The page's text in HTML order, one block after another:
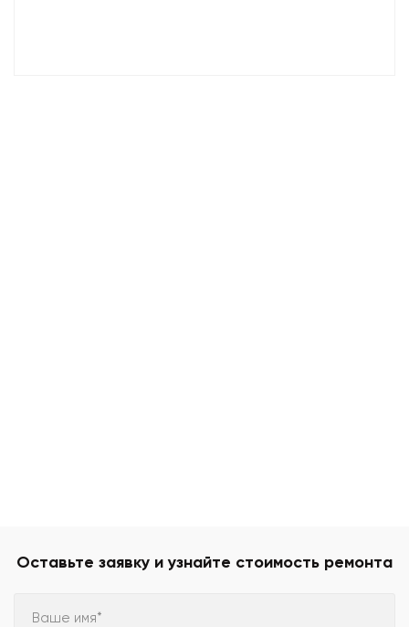
Оставьте заявку и узнайте стоимость ремонта
Ваше имя*